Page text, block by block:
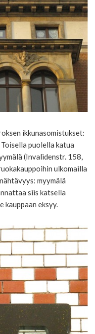
ikkunasomistukset:
puolella katua
(Invalidenstr. 158,
ulkomailla
myymälä
siis katsella
kauppaan eksyy.